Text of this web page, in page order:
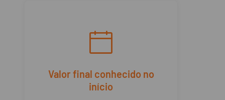
Valor final conhecido no
início